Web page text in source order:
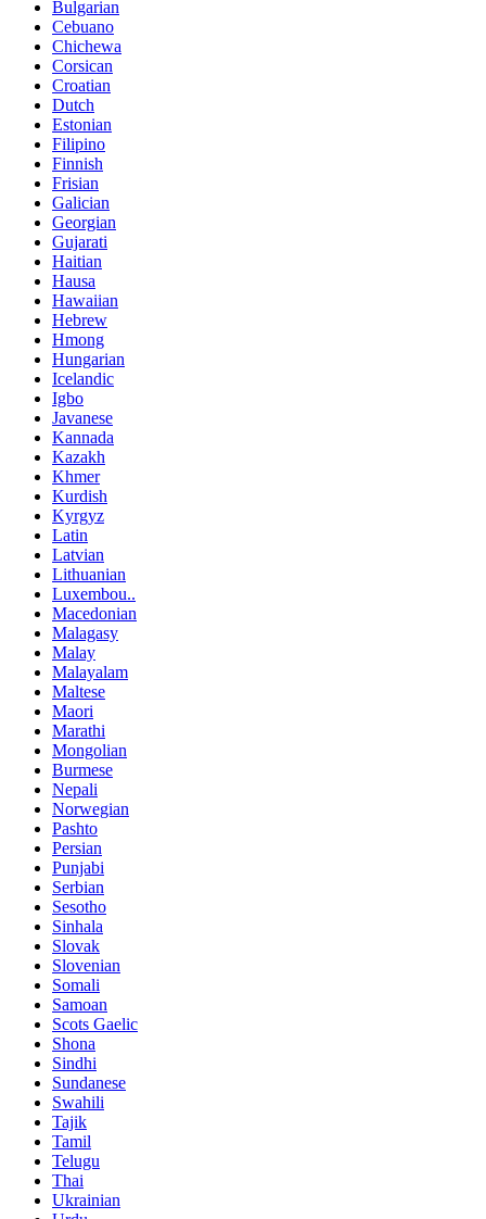
Bulgarian
Cebuano
Chichewa
Corsican
Croatian
Dutch
Estonian
Filipino
Finnish
Frisian
Galician
Georgian
Gujarati
Haitian
Hausa
Hawaiian
Hebrew
Hmong
Hungarian
Icelandic
Igbo
Javanese
Kannada
Kazakh
Khmer
Kurdish
Kyrgyz
Latin
Latvian
Lithuanian
Luxembou..
Macedonian
Malagasy
Malay
Malayalam
Maltese
Maori
Marathi
Mongolian
Burmese
Nepali
Norwegian
Pashto
Persian
Punjabi
Serbian
Sesotho
Sinhala
Slovak
Slovenian
Somali
Samoan
Scots Gaelic
Shona
Sindhi
Sundanese
Swahili
Tajik
Tamil
Telugu
Thai
Ukrainian